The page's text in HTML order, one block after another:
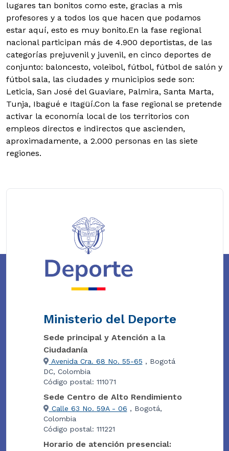
lugares tan bonitos como este, gracias a mis
profesores y a todos los que hacen que podamos
estar aquí, esto es muy bonito.En la fase regional
nacional participan más de 4.900 deportistas, de las
categorías prejuvenil y juvenil, en cinco deportes de
conjunto: baloncesto, voleibol, fútbol, fútbol de salón y
fútbol sala, las ciudades y municipios sede son:
Leticia, San José del Guaviare, Palmira, Santa Marta,
Tunja, Ibagué e Itagüí.Con la fase regional se pretende
activar la economía local de los territorios con
empleos directos e indirectos que ascienden,
aproximadamente, a 2.000 personas en las siete
regiones.
Ministerio del Deporte
Sede principal y Atención a la
Ciudadanía
Avenida Cra. 68 No. 55-65 , Bogotá
DC, Colombia
Código postal: 111071
Sede Centro de Alto Rendimiento
Calle 63 No. 59A - 06 , Bogotá,
Colombia
Código postal: 111221
Horario de atención presencial: